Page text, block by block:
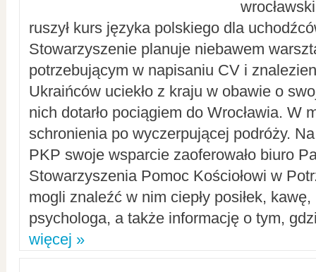
ruszył kurs języka polskiego dla
Stowarzyszenie planuje niebawem
potrzebującym w napisaniu CV i
Ukraińców uciekło z kraju w obawie o
nich dotarło pociągiem do Wrocławia. W
schronienia po wyczerpującej podróży.
PKP swoje wsparcie zaoferowało biuro
Stowarzyszenia Pomoc Kościołowi w
mogli znaleźć w nim ciepły posiłek,
psychologa, a także informację o tym,
więcej »